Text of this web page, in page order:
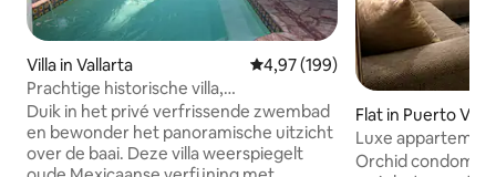
Villa in Vallarta Gemiddelde beoordeling van
4,97 (199)
Prachtige historische villa,
privézwembad en 280° uitzicht
Duik in het privé verfrissende zwembad
en bewonder het panoramische uitzicht
over de baai. Deze villa weerspiegelt
Flat in Puerto
Luxe
Orchid 5 B aan
Orchid